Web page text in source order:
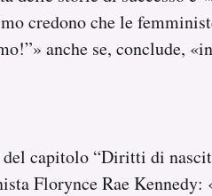
credono che le
anche se, conclude,
capitolo “Diritti di
Florynce Rae Kennedy: